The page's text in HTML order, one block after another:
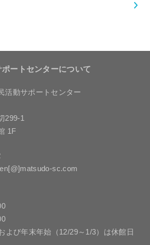
ートセンターについて
活動サポートセンター
299-1
1F
sc.com
よび年末年始（12/29～1/3）は休館日